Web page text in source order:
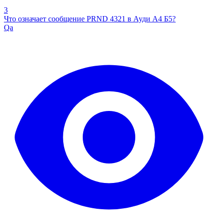
3
Что означает сообщение PRND 4321 в Ауди А4 Б5?
Qa